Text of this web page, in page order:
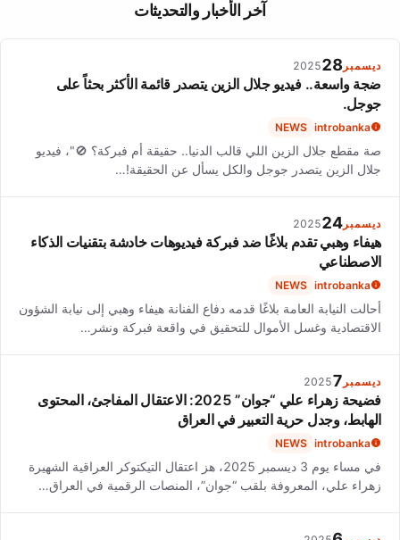
styles to her performances, showcasing versatility and a strong
آخر الأخبار والتحديثات
ديسمبر 28
2025
ضجة واسعة.. فيديو جلال الزين يتصدر قائمة الأكثر بحثاً على
جوجل.
introbanka
NEWS
صة مقطع جلال الزين اللي قالب الدنيا.. حقيقة أم فبركة؟ 🚫"، فيديو
جلال الزين يتصدر جوجل والكل يسأل عن الحقيقة!…
ديسمبر 24
2025
هيفاء وهبي تقدم بلاغًا ضد فبركة فيديوهات خادشة بتقنيات الذكاء
الاصطناعي
introbanka
NEWS
أحالت النيابة العامة بلاغًا قدمه دفاع الفنانة هيفاء وهبي إلى نيابة الشؤون
الاقتصادية وغسل الأموال للتحقيق في واقعة فبركة ونشر…
ديسمبر 7
2025
فضيحة زهراء علي “جوان” 2025: الاعتقال المفاجئ، المحتوى
الهابط، وجدل حرية التعبير في العراق
introbanka
NEWS
في مساء يوم 3 ديسمبر 2025، هز اعتقال التيكتوكر العراقية الشهيرة
زهراء علي، المعروفة بلقب “جوان”، المنصات الرقمية في العراق…